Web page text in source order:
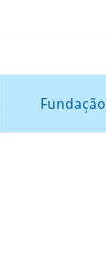
Fundação